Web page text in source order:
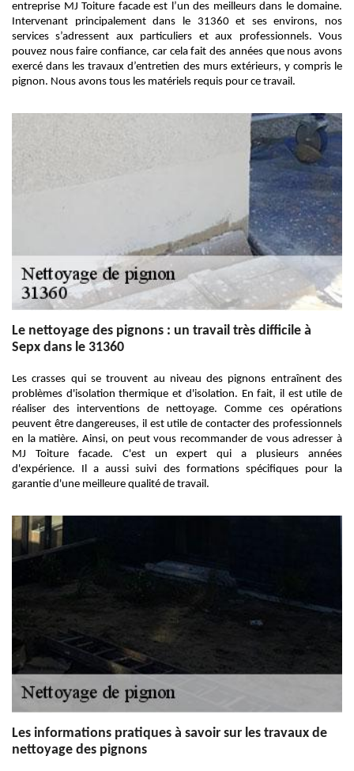
entreprise MJ Toiture facade est l’un des meilleurs dans le domaine.
Intervenant principalement dans le 31360 et ses environs, nos
services s’adressent aux particuliers et aux professionnels. Vous
pouvez nous faire confiance, car cela fait des années que nous avons
exercé dans les travaux d’entretien des murs extérieurs, y compris le
pignon. Nous avons tous les matériels requis pour ce travail.
Le nettoyage des pignons : un travail très difficile à
Sepx dans le 31360
Les crasses qui se trouvent au niveau des pignons entraînent des
problèmes d'isolation thermique et d'isolation. En fait, il est utile de
réaliser des interventions de nettoyage. Comme ces opérations
peuvent être dangereuses, il est utile de contacter des professionnels
en la matière. Ainsi, on peut vous recommander de vous adresser à
MJ Toiture facade. C'est un expert qui a plusieurs années
d'expérience. Il a aussi suivi des formations spécifiques pour la
garantie d'une meilleure qualité de travail.
Les informations pratiques à savoir sur les travaux de
nettoyage des pignons